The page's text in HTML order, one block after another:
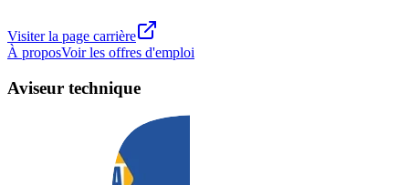
Visiter la page carrière
À proposVoir les offres d'emploi
Aviseur technique